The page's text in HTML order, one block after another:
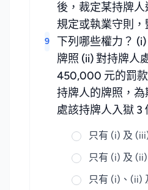
9
後，裁定某持牌
規定或執業守則
下列哪些權力？
牌照 (ii) 對持牌人
450,000 元的罰
持牌人的牌照，為
處該持牌人入獄 3
只有 (i) 及
只有 (i) 及 (ii)
只有 (i)、(ii)